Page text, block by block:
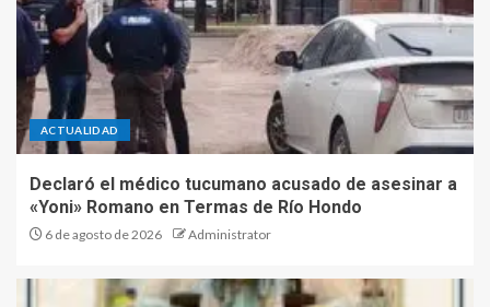
ACTUALIDAD
Declaró el médico tucumano acusado de asesinar a
«Yoni» Romano en Termas de Río Hondo
6 de agosto de 2026 Administrator